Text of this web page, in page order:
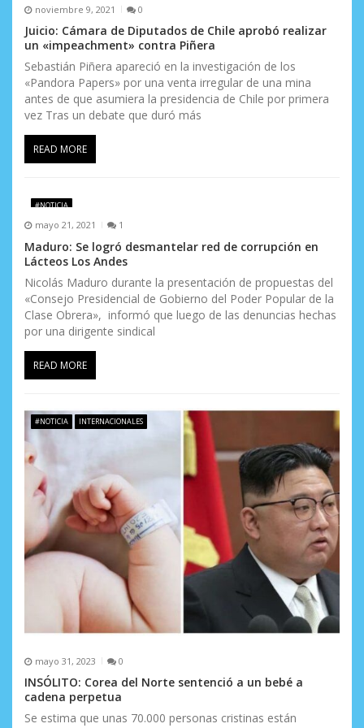
noviembre 9, 2021 0
Juicio: Cámara de Diputados de Chile aprobó realizar
un «impeachment» contra Piñera
Sebastián Piñera apareció en la investigación de los
«Pandora Papers» por una venta irregular de una mina
antes de que asumiera la presidencia de Chile por primera
vez Tras un debate que duró más
READ MORE
#NOTICIA
mayo 21, 2021 1
Maduro: Se logró desmantelar red de corrupción en
Lácteos Los Andes
Nicolás Maduro durante la presentación de propuestas del
«Consejo Presidencial de Gobierno del Poder Popular de la
Clase Obrera», informó que luego de las denuncias hechas
por una dirigente sindical
READ MORE
#NOTICIA INTERNACIONALES
mayo 31, 2023 0
INSÓLITO: Corea del Norte sentenció a un bebé a
cadena perpetua
Se estima que unas 70.000 personas cristinas están